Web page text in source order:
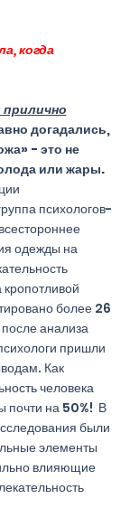
когда
догадались,
- это не
или жары.
психологов-
одежды на
кропотливой
более 26
анализа
пришли
Как
человека
почти на 50%!  В
были
элементы
влияющие